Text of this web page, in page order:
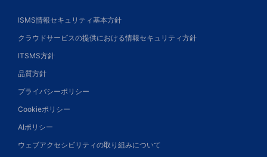
ISMS情報セキュリティ基本方針
クラウドサービスの提供における情報セキュリティ方針
ITSMS方針
品質方針
プライバシーポリシー
Cookieポリシー
AIポリシー
ウェブアクセシビリティの取り組みについて